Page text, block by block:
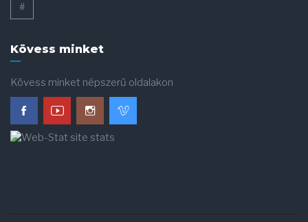
#
Kövess minket
Kövess minket népszerű oldalakon